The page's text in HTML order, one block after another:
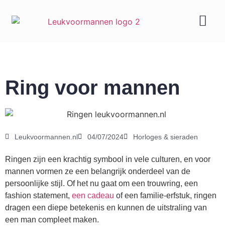
Ring voor mannen
Leukvoormannen.nl 04/07/2024 Horloges & sieraden
Ringen zijn een krachtig symbool in vele culturen, en voor
mannen vormen ze een belangrijk onderdeel van de
persoonlijke stijl. Of het nu gaat om een trouwring, een
fashion statement, een cadeau of een familie-erfstuk, ringen
dragen een diepe betekenis en kunnen de uitstraling van
een man compleet maken.